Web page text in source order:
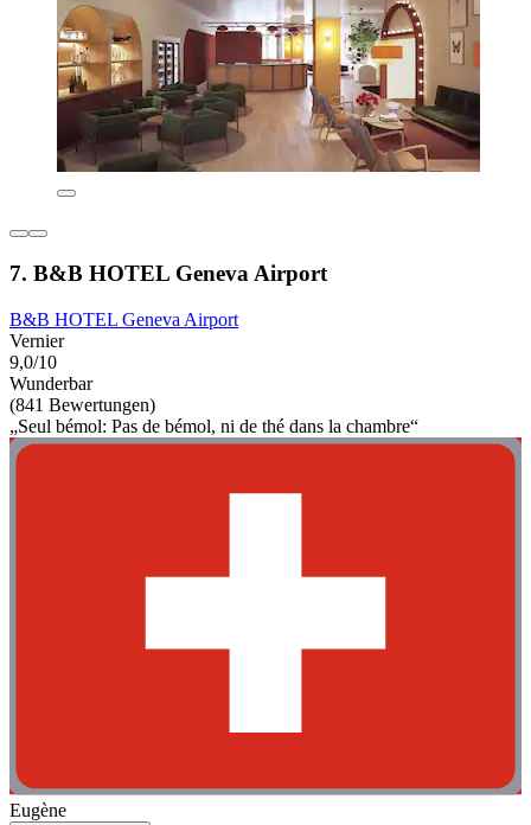
7. B&B HOTEL Geneva Airport
B&B HOTEL Geneva Airport
Vernier
9,0/10
Wunderbar
(841 Bewertungen)
„Seul bémol: Pas de bémol, ni de thé dans la chambre“
Eugène